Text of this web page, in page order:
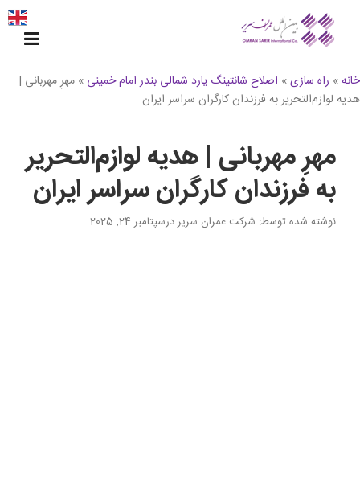
content
خانه» راه سازی» اصلاح شانتینگ یارد شمالی بندر امام خمینی » مهرِ مهربانی |
هدیه لوازم‌التحریر به فرزندان کارگران سراسر ایران
مهرِ مهربانی | هدیه لوازم‌التحریر
به فرزندان کارگران سراسر ایران
نوشته شده توسط: شرکت عمران سریردرسپتامبر 24, 2025